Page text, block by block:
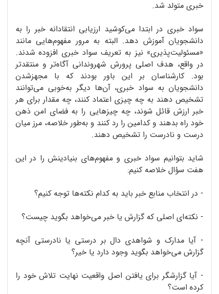
خبری متولد شد.
سواد خبری در ابتدا می‌کوشید ارزیابی انتقادانه‌ خبر را به
دانشجویان آموزش دهد. البته به مرور مفهوم‌هایی مانند
«مسئولیت‌پذیری» نیز به تعریف سواد خبری افزوده شدند.
در واقع، هدف اصلی پرورش شهروندانی آگاه‌تر و منتقدتر
بود. کارشناسان بر این باور بودند که با مجهزشدن
دانشجویان به سواد خبری، آن‌ها دیگر به‌خوبی می‌توانند
تشخیص دهند به چه چیزی اعتماد کنند، چه مقدار برای هر
خبر ارزش قائل شوند، چه چیزهایی را به فضای امن ذهن
خود راه بدهند و کدامین را رد کنند و به‌طور خلاصه، مرز میان
درست و نادرست را تشخیص دهند.
شاید بتوانیم سواد خبری و مفهوم‌های بنیادینش را در این
هفت سؤال خلاصه کنیم:
- در انتخاب منابع خبر باید به کدام نکته‌ها توجه کنیم؟
- نکته‌ای اصلی که گزارش یا خبر می‌خواهد بگوید چیست؟
- آیا مدارک و شواهدی دال بر درستی یا نادرستی آنچه
گزارش می‌خواهد بگوید وجود دارد یا خیر؟
- آیا گزارشگر برای یافتن اصل واقعیت نهایت تلاش خود را
کرده است؟